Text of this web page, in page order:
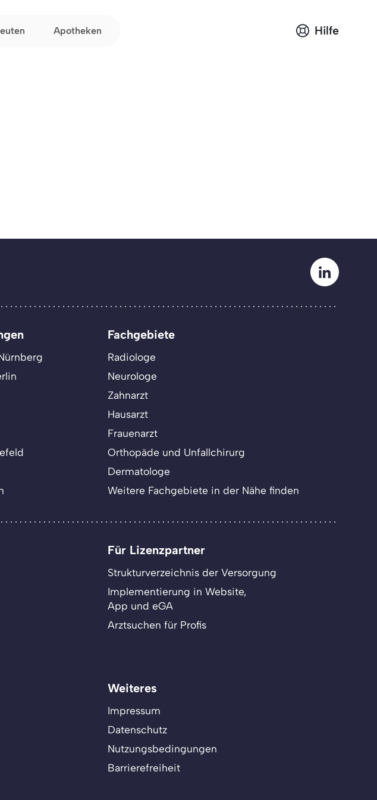
Apotheken Hilfe
Fachgebiete
Radiologe
Neurologe
Zahnarzt
Hausarzt
Frauenarzt
Orthopäde und Unfallchirurg
Dermatologe
Weitere Fachgebiete in der Nähe finden
Für Lizenzpartner
Strukturverzeichnis der Versorgung
Implementierung in Website,
App und eGA
Arztsuchen für Profis
Weiteres
Impressum
Datenschutz
Nutzungsbedingungen
Barrierefreiheit